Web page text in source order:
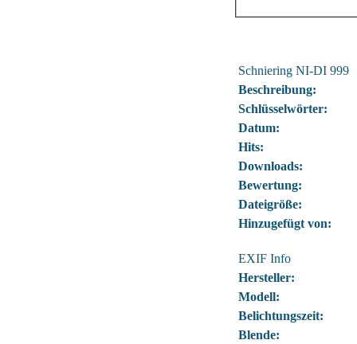
Schniering NI-DI 999
Beschreibung:
Schlüsselwörter:
Datum:
Hits:
Downloads:
Bewertung:
Dateigröße:
Hinzugefügt von:
EXIF Info
Hersteller:
Modell:
Belichtungszeit:
Blende: